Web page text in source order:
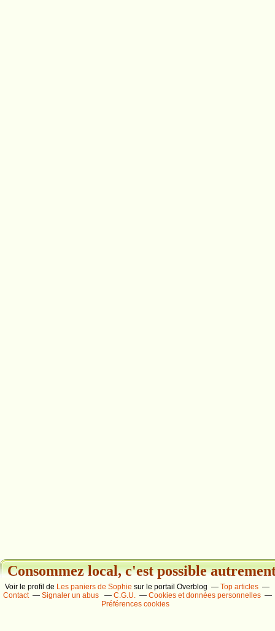
Consommez local, c'est possible
Voir le profil de Les paniers de Sophie sur le portail Overblog
Top articles
Contact
Signaler un abus C.G.U.
Cookies et données personnelles
Préférences cookies